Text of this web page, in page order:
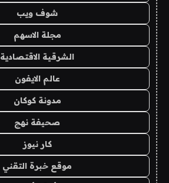
شوف ويب
مجلة الاسهم
الشرقية الاقتصادية
عالم الايفون
مدونة كوكان
صحيفة نهج
كار نيوز
موقع خبرة التقني